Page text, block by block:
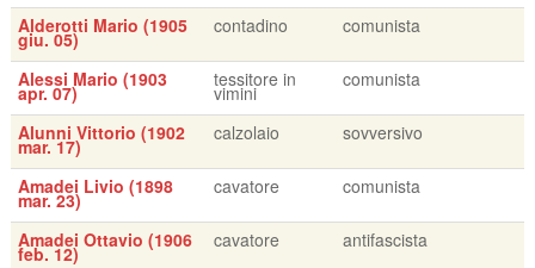
Alderotti Mario (1905
giu. 05)
contadino comunista
Alessi Mario (1903
apr. 07)
tessitore in
vimini
comunista
Alunni Vittorio (1902
mar. 17)
calzolaio sovversivo
Amadei Livio (1898
mar. 23)
cavatore comunista
Amadei Ottavio (1906
feb. 12)
cavatore antifascista